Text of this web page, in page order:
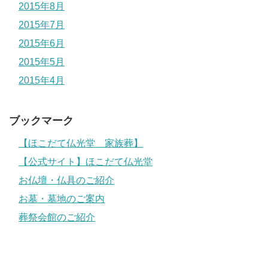
2015年8月
2015年7月
2015年6月
2015年5月
2015年4月
ブックマーク
【ほこだて仏光堂 家族葬】
【公式サイト】ほこだて仏光堂
お仏壇・仏具のご紹介
お墓・墓地のご案内
葬祭会館のご紹介